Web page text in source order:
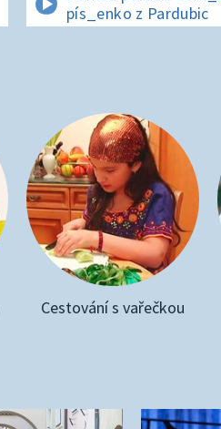
pís_enko z Pardubic
Cestování s vařečkou